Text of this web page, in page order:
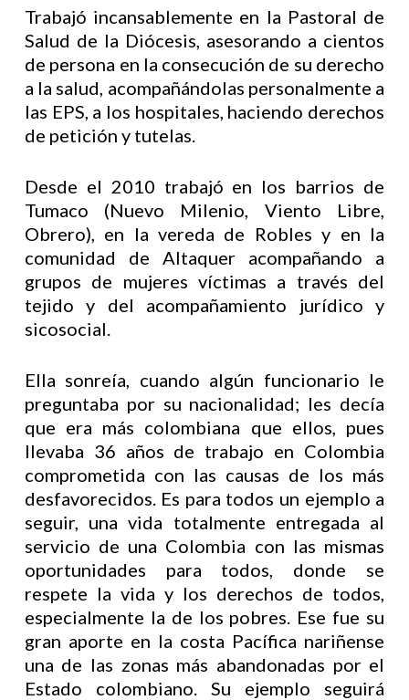
Trabajó incansablemente en la Pastoral de
Salud de la Diócesis, asesorando a cientos
de persona en la consecución de su derecho
a la salud, acompañándolas personalmente a
las EPS, a los hospitales, haciendo derechos
de petición y tutelas.
Desde el 2010 trabajó en los barrios de
Tumaco (Nuevo Milenio, Viento Libre,
Obrero), en la vereda de Robles y en la
comunidad de Altaquer acompañando a
grupos de mujeres víctimas a través del
tejido y del acompañamiento jurídico y
sicosocial.
Ella sonreía, cuando algún funcionario le
preguntaba por su nacionalidad; les decía
que era más colombiana que ellos, pues
llevaba 36 años de trabajo en Colombia
comprometida con las causas de los más
desfavorecidos. Es para todos un ejemplo a
seguir, una vida totalmente entregada al
servicio de una Colombia con las mismas
oportunidades para todos, donde se
respete la vida y los derechos de todos,
especialmente la de los pobres. Ese fue su
gran aporte en la costa Pacífica nariñense
una de las zonas más abandonadas por el
Estado colombiano. Su ejemplo seguirá